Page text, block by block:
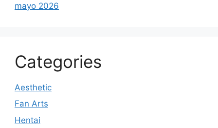
mayo 2026
Categories
Aesthetic
Fan Arts
Hentai